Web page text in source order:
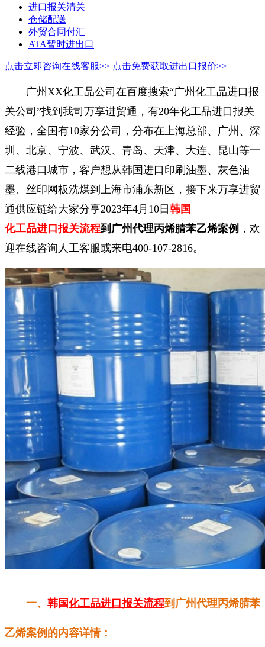
进口报关清关
仓储配送
外贸合同付汇
ATA暂时进出口
点击立即咨询在线客服>> 点击免费获取进出口报价>>
广州XX化工品公司在百度搜索“广州化工品进口报
关公司”找到我司万享进贸通，有20年化工品进口报关
经验，全国有10家分公司，分布在上海总部、广州、深
圳、北京、宁波、武汉、青岛、天津、大连、昆山等一
二线港口城市，客户想从韩国进口印刷油墨、灰色油
墨、丝印网板洗煤到上海市浦东新区，接下来万享进贸
通供应链给大家分享2023年4月10日韩国
化工品进口报关流程到广州代理丙烯腈苯乙烯案例 ，欢
迎在线咨询人工客服或来电400-107-2816。
一、 韩国化工品进口报关流程到广州代理丙烯腈苯
乙烯案例的内容详情：